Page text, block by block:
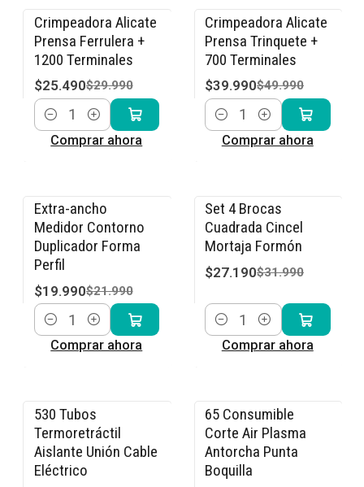
-15% OFF
Crimpeadora Alicate
Prensa Ferrulera +
1200 Terminales
$25.490$29.990
Cantidad
Comprar ahora
-20% OFF
Crimpeadora Alicate
Prensa Trinquete +
700 Terminales
$39.990$49.990
Cantidad
Comprar ahora
-9% OFF
Extra-ancho
Medidor Contorno
Duplicador Forma
Perfil
$19.990$21.990
Cantidad
Comprar ahora
-15% OFF
Set 4 Brocas
Cuadrada Cincel
Mortaja Formón
$27.190$31.990
Cantidad
Comprar ahora
-15% OFF
530 Tubos
Termoretráctil
Aislante Unión Cable
Eléctrico
-15% OFF
65 Consumible
Corte Air Plasma
Antorcha Punta
Boquilla